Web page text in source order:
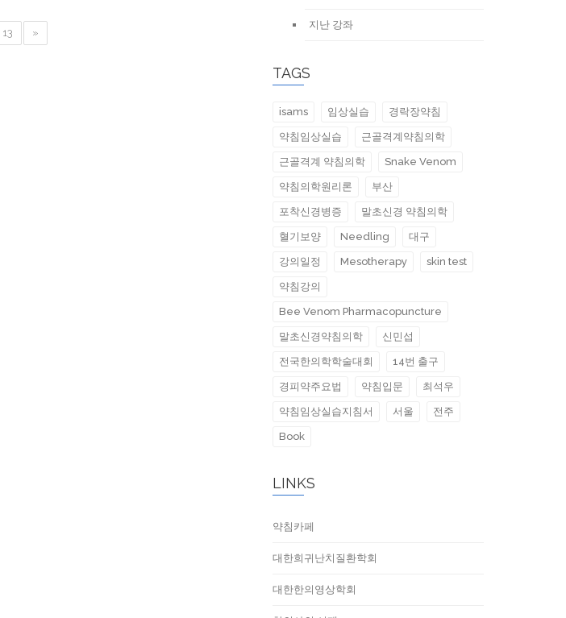
13 »
지난 강좌
TAGS
isams 임상실습 경락장약침
약침임상실습 근골격계약침의학
근골격계 약침의학 Snake Venom
약침의학원리론 부산
포착신경병증 말초신경 약침의학
혈기보양 Needling 대구
강의일정 Mesotherapy skin test
약침강의
Bee Venom Pharmacopuncture
말초신경약침의학 신민섭
전국한의학학술대회 14번 출구
경피약주요법 약침입문 최석우
약침임상실습지침서 서울 전주
Book
LINKS
약침카페
대한희귀난치질환학회
대한한의영상학회